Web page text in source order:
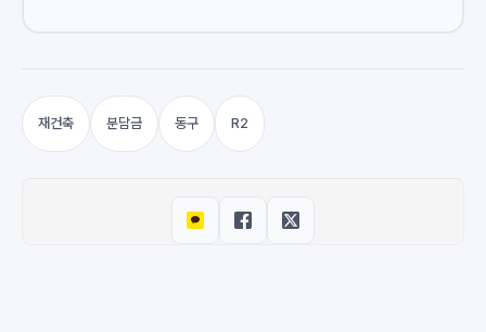
재건축 분담금 동구 R2